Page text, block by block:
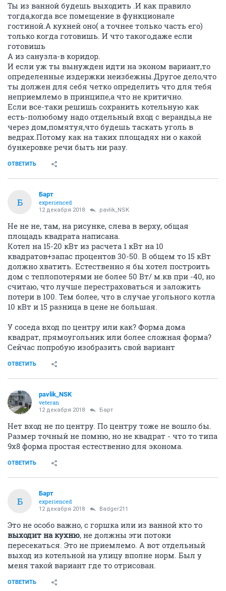
Ты из ванной будешь выходить .И как правило
тогда,когда все помещение в функционале
гостиной.А кухней оно( а точнее только часть его)
только когда готовишь. И что такого,даже если
готовишь
А из санузла-в коридор.
И если уж ты вынужден идти на эконом вариант,то
определенные издержки неизбежны.Другое дело,что
ты должен для себя четко определить что для тебя
неприемлемо в принципе,а что не критично.
Если все-таки решишь сохранить котельную как
есть-полюбому надо отдельный вход с веранды,а не
через дом,помятуя,что будешь таскать уголь в
ведрах.Потому как на таких площадях ни о какой
бункеровке речи быть ни разу.
ОТВЕТИТЬ
Б
Барт
experienced
12 декабря 2018 pavlik_NSK
Не не не, там, на рисунке, слева в верху, общая
площадь квадрата написана.
Котел на 15-20 кВт из расчета 1 кВт на 10
квадратов+запас процентов 30-50. В общем то 15 кВт
должно хватить. Естественно я бы хотел построить
дом с теплопотерями не более 50 Вт/ м.кв при -40, но
считаю, что лучше перестраховаться и заложить
потери в 100. Тем более, что в случае угольного котла
10 кВт и 15 разница в цене не большая.
У соседа вход по центру или как? Форма дома
квадрат, прямоугольник или более сложная форма?
Сейчас попробую изобразить свой вариант
ОТВЕТИТЬ
pavlik_NSK
veteran
12 декабря 2018 Барт
Нет вход не по центру. По центру тоже не вошло бы.
Размер точный не помню, но не квадрат - что то типа
9х8 форма простая естественно для эконома.
ОТВЕТИТЬ
Б
Барт
experienced
12 декабря 2018 Badger211
Это не особо важно, с горшка или из ванной кто то
выходит на кухню, не должны эти потоки
пересекаться. Это не приемлемо. А вот отдельный
выход из котельной на улицу вполне норм. Был у
меня такой вариант где то отрисован.
ОТВЕТИТЬ